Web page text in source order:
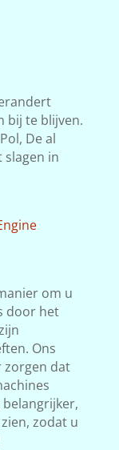
bij te blijven.
De al
in
om u
door het
Ons
zorgen dat
belangrijker,
zodat u